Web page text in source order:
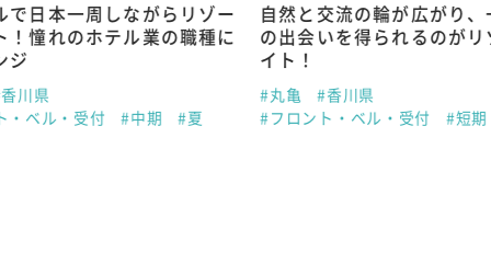
で日本一周しながらリゾー
！憧れのホテル業の職種に
ジ
川県
・ベル・受付
#中期 #夏
自然と交流の輪が広がり
の出会いを得られるのが
イト！
#丸亀
#香川県
#フロント・ベル・受付
#短期